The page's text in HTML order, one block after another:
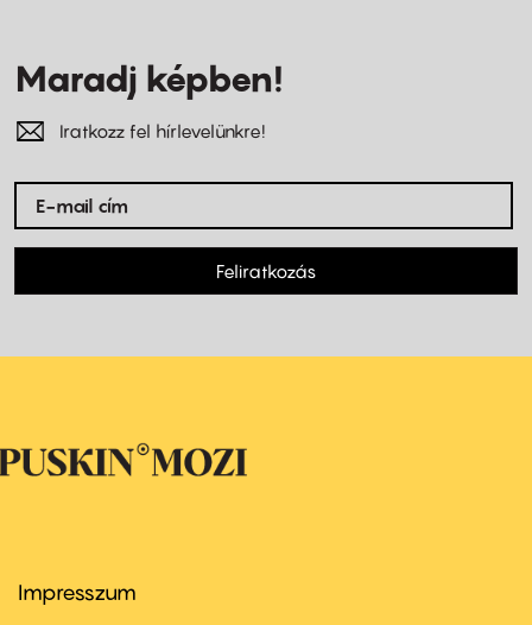
Maradj képben!
Iratkozz fel hírlevelünkre!
Feliratkozás
Footer
Impresszum